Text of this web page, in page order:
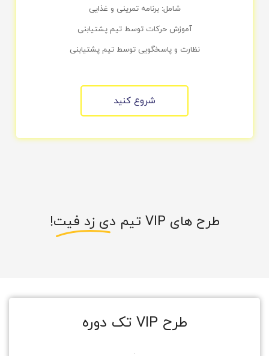
شامل: برنامه تمرینی و غذایی
آموزش حرکات توسط تیم پشتیابنی
نظارت و پاسخگویی توسط تیم پشتیابنی
شروع کنید
طرح های VIP تیم دی زد فیت!
طرح VIP تک دوره
.